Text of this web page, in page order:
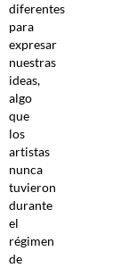
diferentes
para
expresar
nuestras
ideas,
algo
que
los
artistas
nunca
tuvieron
durante
el
régimen
de